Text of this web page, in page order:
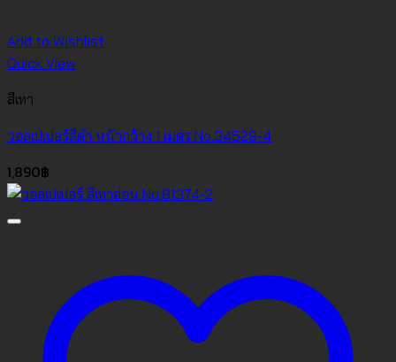
Add to Wishlist
Quick View
สีเทา
วอลเปเปอร์สีดำ หน้ากว้าง 1 เมตร No.34529-4
1,890฿